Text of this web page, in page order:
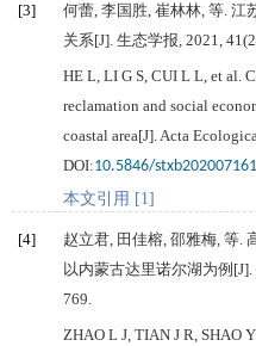
[3]
何蕾, 李国胜, 崔林林, 等.
关系[J]. 生态学报, 2021, 41
HE L, LI G S, CUI L L, et al.
reclamation and social
coastal area[J].Acta
DOI:10.5846/
本文引用 [1]
[4]
赵立君, 田佳榕, 邵雅梅, 等.
以内蒙古达里诺尔湖为例[J].
769.
ZHAO L J, TIAN J R, SHAO